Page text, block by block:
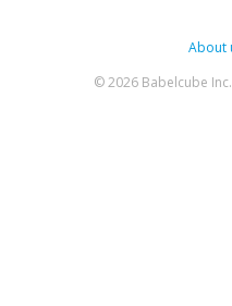
About
© 2026 Babelcube